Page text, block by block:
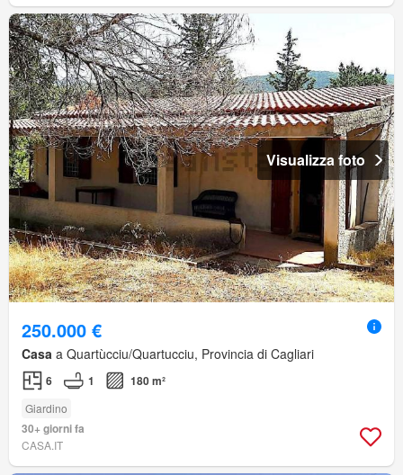
Visualizza foto
250.000 €
Casa a Quartùcciu/Quartucciu, Provincia di Cagliari
6 1 180 m²
Giardino
30+ giorni fa
CASA.IT